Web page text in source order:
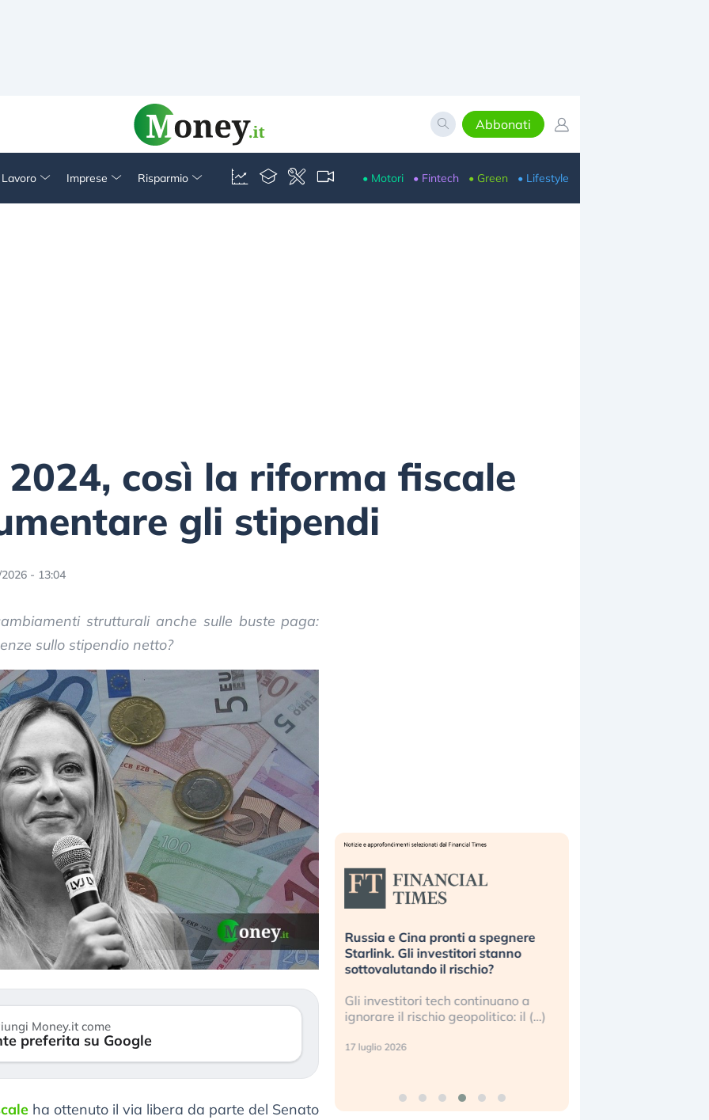
Abbonati
Imprese Risparmio • Motori • Fintech • Green • Lifestyle
così la riforma fiscale
gli stipendi
- 13:04
strutturali anche sulle buste paga:
sullo stipendio netto?
Money.it come
preferita su Google
ha ottenuto il via libera da parte del Senato
Investitori
lo scoppio
Quando la finanza pesa più
dell’economia reale. L’America sta
ripetendo gli errori del 2008?
sempre più sganciata dall’economia
reale. (…)
24 luglio 2026
Russia e Cina pronti a spegnere
Starlink. Gli investitori stanno
sottovalutando il rischio?
Gli investitori tech continuano a
ignorare il rischio geopolitico: il (…)
17 luglio 2026